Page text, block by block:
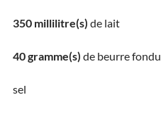
350 millilitre(s) de lait
40 gramme(s) de beurre fondu
sel